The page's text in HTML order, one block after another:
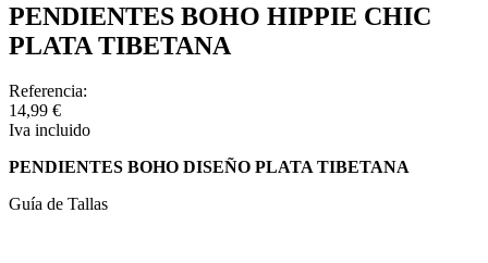
PENDIENTES BOHO HIPPIE CHIC
PLATA TIBETANA
Referencia:
14,99 €
Iva incluido
PENDIENTES BOHO DISEÑO PLATA TIBETANA
Guía de Tallas